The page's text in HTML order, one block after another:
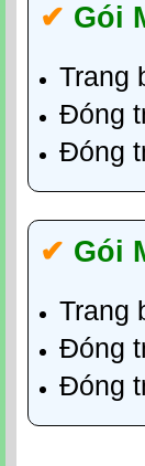
✔‎ Gói
Trang
Đóng
Đóng
✔‎ Gói
Trang
Đóng
Đóng